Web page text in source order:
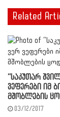
Related
“საკუთარ
ვეფერები იმ
მშობლების
03/12/2017